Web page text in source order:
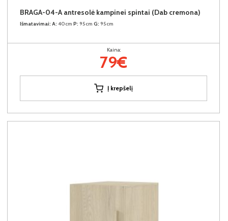
BRAGA-04-A antresolė kampinei spintai (Dab cremona)
Išmatavimai: A: 40cm P: 95cm G: 95cm
Kaina:
79€
Į krepšelį